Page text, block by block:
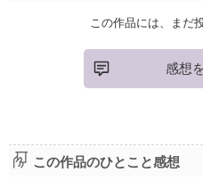
この作品には、まだ
感想
この作品のひとこと感想